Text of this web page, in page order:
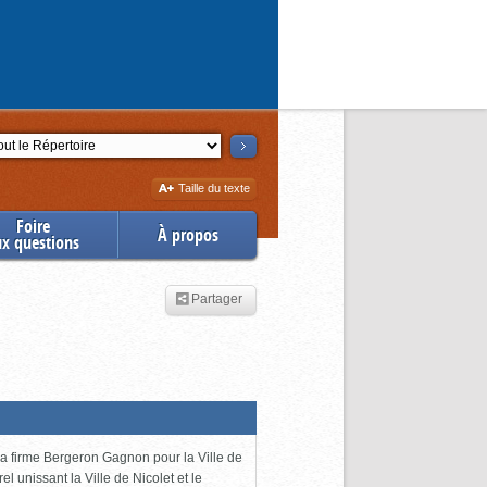
Augmenter
la
Taille du texte
Foire
questions À propos
Partager
firme Bergeron Gagnon pour la Ville de
unissant la Ville de Nicolet et le